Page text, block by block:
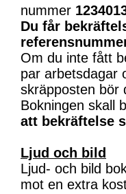
nummer
Du får
Om du inte fått
par arbetsdagar
skräpposten bör
Bokningen skall
att bekräftelse
Ljud och bild
Ljud- och bild
mot en extra